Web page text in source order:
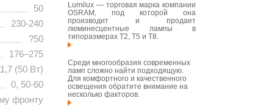
50
230-240
?50
176–275
(50 Вт)
0, 50-60
фронту
Lumilux — торговая марка компании
OSRAM, под которой она
производит и продает
люминесцентные лампы в
типоразмерах T2, T5 и T8.
Среди многообразия современных
ламп сложно найти подходящую.
Для комфортного и качественного
освещения обратите внимание на
несколько факторов.